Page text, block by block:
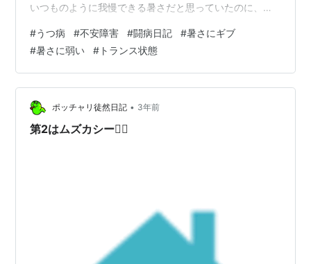
いつものように我慢できる暑さだと思っていたのに、ど
エアコン稼働。 今は少し落ち着いたけど、もうどうにも
ならない。 精神面も然り。 不安定になれないほど、ズー
ンと気分が落ちている。 昨日、威勢よく宣言したばかり
というのに、『出鼻を挫かれる』とはまさにこのことで
ある。 愚痴ばかり言っていても仕方がない。 早く、夏の
暑さに慣れるよう精進したいと…
#うつ病 #不安障害 #闘病日記 #暑さにギブ
#暑さに弱い # トランス状態
ポッチャリ徒然日記 • 3年前
第2はムズカシー😵‍💫